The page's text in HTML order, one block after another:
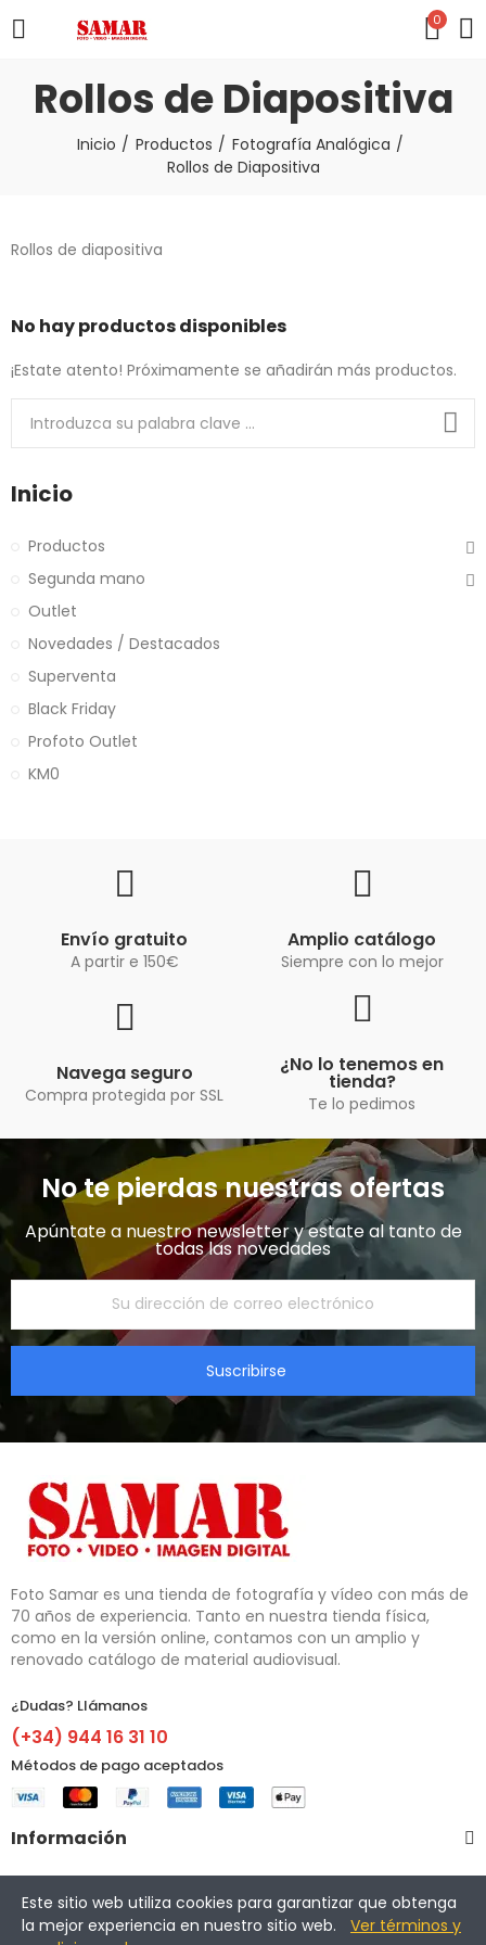
0
Rollos de Diapositiva
Inicio Productos
Fotografía Analógica
Rollos de Diapositiva
Rollos de diapositiva
No hay productos disponibles
¡Estate atento! Próximamente se añadirán más productos.
Inicio
Productos
Segunda mano
Outlet
Novedades / Destacados
Superventa
Black Friday
Profoto Outlet
KM0
Envío gratuito
A partir e 150€
Amplio catálogo
Siempre con lo mejor
Navega seguro
Compra protegida por SSL
¿No lo tenemos en
tienda?
Te lo pedimos
No te pierdas nuestras ofertas
Apúntate a nuestro newsletter y estate al tanto de
todas las novedades​
Suscribirse
Foto Samar es una tienda de fotografía y vídeo con más de
70 años de experiencia. Tanto en nuestra tienda física,
como en la versión online, contamos con un amplio y
renovado catálogo de material audiovisual.
¿Dudas? Llámanos​
(+34) 944 16 31 10
Métodos de pago aceptados
Información
Otros enlaces
Este sitio web utiliza cookies para garantizar que obtenga
la mejor experiencia en nuestro sitio web.
Ver términos y